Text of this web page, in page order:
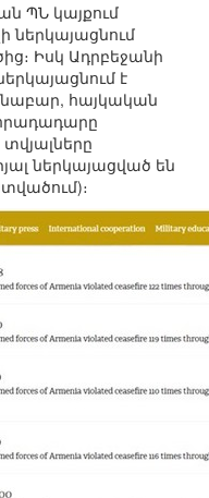
ՊՆ կայքում
ներկայացնում
Իսկ Ադրբեջանի
է
հայկական
տվյալները
ներկայացված են